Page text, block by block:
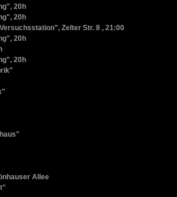
20h
20h
Zelter Str. 8 , 21:00
20h
20h
Allee